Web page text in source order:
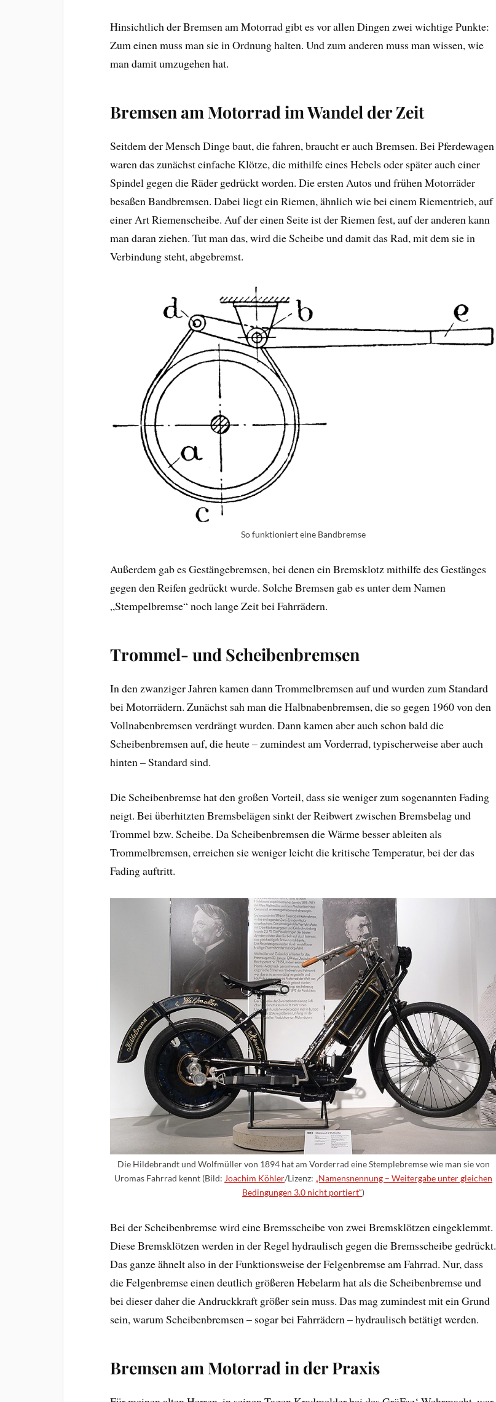
Hinsichtlich der Bremsen am Motorrad gibt es vor allen Dingen zwei wichtige Punkte:
Zum einen muss man sie in Ordnung halten. Und zum anderen muss man wissen, wie
man damit umzugehen hat.
Bremsen am Motorrad im Wandel der Zeit
Seitdem der Mensch Dinge baut, die fahren, braucht er auch Bremsen. Bei Pferdewagen
waren das zunächst einfache Klötze, die mithilfe eines Hebels oder später auch einer
Spindel gegen die Räder gedrückt worden. Die ersten Autos und frühen Motorräder
besaßen Bandbremsen. Dabei liegt ein Riemen, ähnlich wie bei einem Riementrieb, auf
einer Art Riemenscheibe. Auf der einen Seite ist der Riemen fest, auf der anderen kann
man daran ziehen. Tut man das, wird die Scheibe und damit das Rad, mit dem sie in
Verbindung steht, abgebremst.
So funktioniert eine Bandbremse
Außerdem gab es Gestängebremsen, bei denen ein Bremsklotz mithilfe des Gestänges
gegen den Reifen gedrückt wurde. Solche Bremsen gab es unter dem Namen
„Stempelbremse“ noch lange Zeit bei Fahrrädern.
Trommel- und Scheibenbremsen
In den zwanziger Jahren kamen dann Trommelbremsen auf und wurden zum Standard
bei Motorrädern. Zunächst sah man die Halbnabenbremsen, die so gegen 1960 von den
Vollnabenbremsen verdrängt wurden. Dann kamen aber auch schon bald die
Scheibenbremsen auf, die heute – zumindest am Vorderrad, typischerweise aber auch
hinten – Standard sind.
Die Scheibenbremse hat den großen Vorteil, dass sie weniger zum sogenannten Fading
neigt. Bei überhitzten Bremsbelägen sinkt der Reibwert zwischen Bremsbelag und
Trommel bzw. Scheibe. Da Scheibenbremsen die Wärme besser ableiten als
Trommelbremsen, erreichen sie weniger leicht die kritische Temperatur, bei der das
Fading auftritt.
Die Hildebrandt und Wolfmüller von 1894 hat am Vorderrad eine Stemplebremse wie man sie von
Uromas Fahrrad kennt (Bild: Joachim Köhler/Lizenz: „Namensnennung – Weitergabe unter gleichen
Bedingungen 3.0 nicht portiert“)
Bei der Scheibenbremse wird eine Bremsscheibe von zwei Bremsklötzen eingeklemmt.
Diese Bremsklötzen werden in der Regel hydraulisch gegen die Bremsscheibe gedrückt.
Das ganze ähnelt also in der Funktionsweise der Felgenbremse am Fahrrad. Nur, dass
die Felgenbremse einen deutlich größeren Hebelarm hat als die Scheibenbremse und
bei dieser daher die Andruckkraft größer sein muss. Das mag zumindest mit ein Grund
sein, warum Scheibenbremsen – sogar bei Fahrrädern – hydraulisch betätigt werden.
Bremsen am Motorrad in der Praxis